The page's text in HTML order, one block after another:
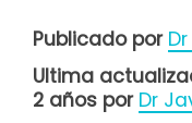
Publicado por
Ultima
2 años por Dr